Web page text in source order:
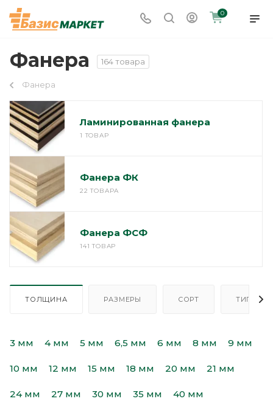
0
Фанера 164 товара
Фанера
Ламинированная фанера
1 ТОВАР
Фанера ФК
22 ТОВАРА
Фанера ФСФ
141 ТОВАР
ТОЛЩИНА РАЗМЕРЫ СОРТ ТИП
3 мм 4 мм 5 мм 6,5 мм 6 мм 8 мм 9 мм
10 мм 12 мм 15 мм 18 мм 20 мм 21 мм
24 мм 27 мм 30 мм 35 мм 40 мм